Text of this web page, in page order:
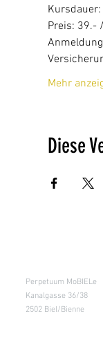
Preis: 39.-
Mehr
Diese
Perpetuum MoBIELe
Kanalgasse 36/38
2502 Biel/Bienne